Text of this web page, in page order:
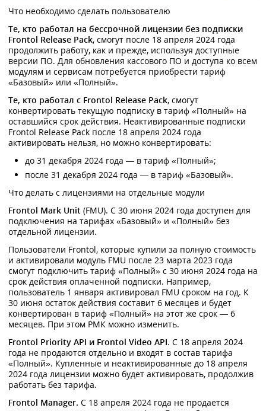
Что необходимо сделать пользователю
Те, кто работал на бессрочной лицензии без подписки
Frontol Release Pack, смогут после 18 апреля 2024 года
продолжить работу, как и прежде, используя доступные
версии ПО. Для обновления кассового ПО и доступа ко всем
модулям и сервисам потребуется приобрести тариф
«Базовый» или «Полный».
Те, кто работал с Frontol Release Pack, смогут
конвертировать текущую подписку в тариф «Полный» на
оставшийся срок действия. Неактивированные подписки
Frontol Release Pack после 18 апреля 2024 года
активировать нельзя, но можно конвертировать:
до 31 декабря 2024 года — в тариф «Полный»;
после 31 декабря 2024 года — в тариф «Базовый».
Что делать с лицензиями на отдельные модули
Frontol Mark Unit (FMU). С 30 июня 2024 года доступен для
подключения на тарифах «Базовый» и «Полный» без
отдельной лицензии.
Пользователи Frontol, которые купили за полную стоимость
и активировали модуль FMU после 23 марта 2023 года
смогут подключить тариф «Полный» с 30 июня 2024 года на
срок действия оплаченной подписки. Например,
пользователь 1 января активировал FMU сроком на год. К
30 июня остаток действия составит 6 месяцев и будет
конвертирован в тариф «Полный» на этот же срок — 6
месяцев. При этом РМК можно изменить.
Frontol Priority API и Frontol Video API. С 18 апреля 2024
года не продаются отдельно и входят в состав тарифа
«Полный». Купленные и неактивированные до 18 апреля
2024 года лицензии можно будет активировать, продолжив
работать без тарифа.
Frontol Manager. С 18 апреля 2024 года не продается